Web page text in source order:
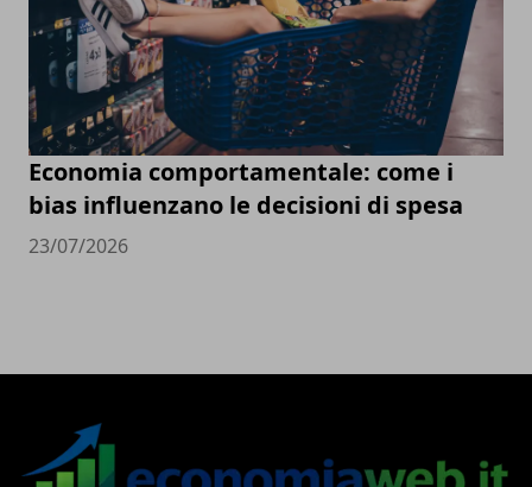
Economia comportamentale: come i
bias influenzano le decisioni di spesa
23/07/2026